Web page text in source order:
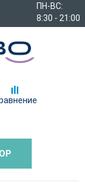
ПН-ВС:
8:30 - 21:00